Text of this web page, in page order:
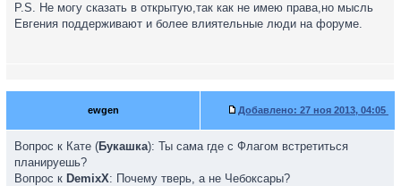
P.S. Не могу сказать в открытую,так как не имею права,но мысль
Евгения поддерживают и более влиятельные люди на форуме.
ewgen Добавлено: 27 ноя 2013, 04:05
Вопрос к Кате (Букашка): Ты сама где с Флагом встретиться
планируешь?
Вопрос к DemixX: Почему тверь, а не Чебоксары?